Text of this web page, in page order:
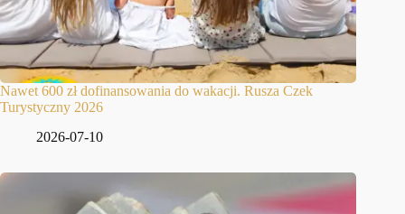
Nawet 600 zł dofinansowania do wakacji. Rusza Czek
Turystyczny 2026
2026-07-10